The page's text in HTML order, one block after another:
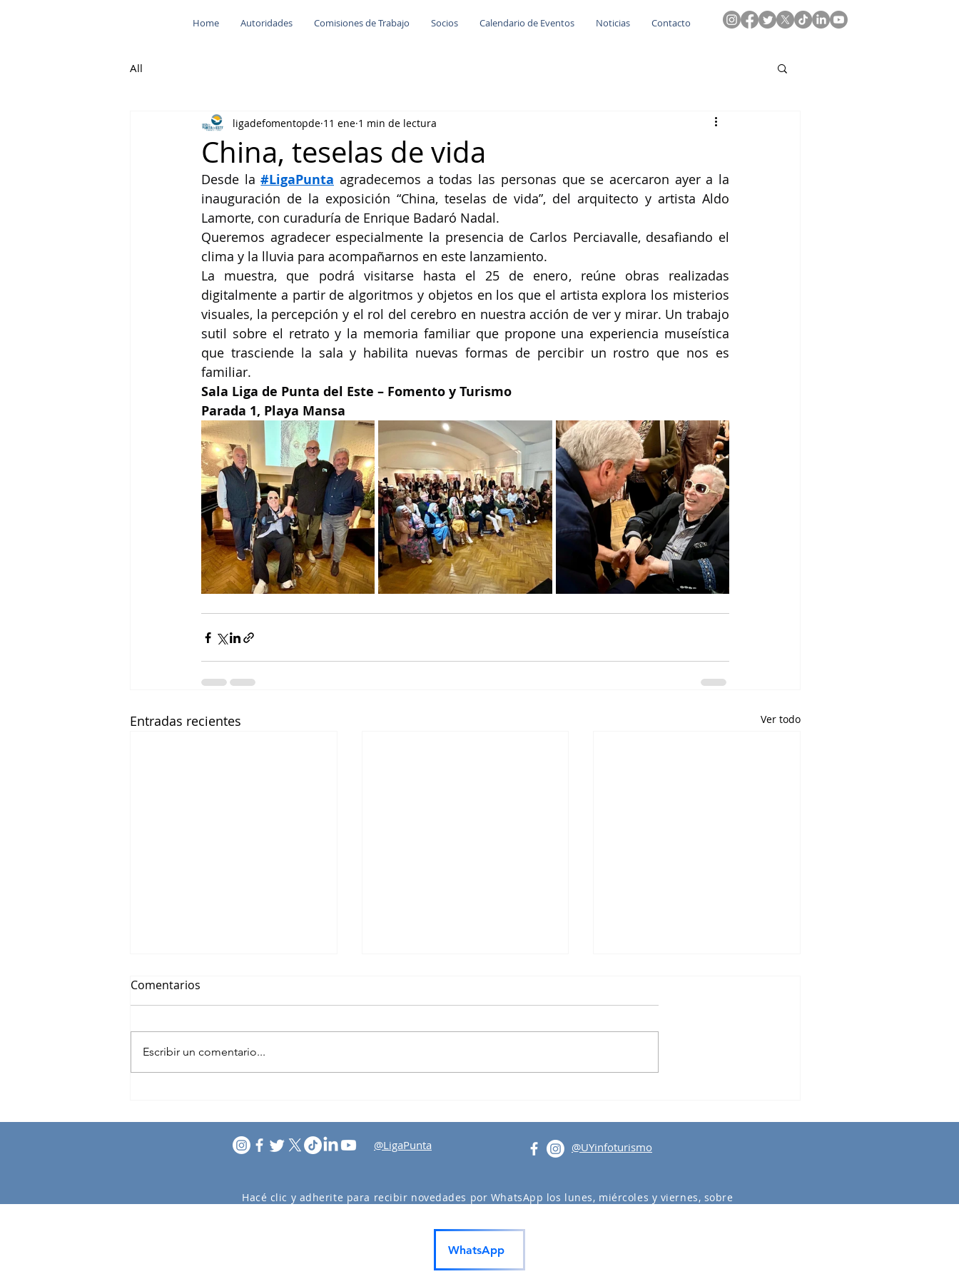
Home Autoridades Comisiones de Trabajo Socios Calendario de Eventos Noticias Contacto
All
China, teselas de vida
ligadefomentopde 11 ene 1 min de lectura
Desde la #LigaPunta agradecemos a todas las personas que se acercaron ayer a la
inauguración de la exposición “China, teselas de vida”, del arquitecto y artista Aldo
Lamorte, con curaduría de Enrique Badaró Nadal.
Queremos agradecer especialmente la presencia de Carlos Perciavalle, desafiando el
clima y la lluvia para acompañarnos en este lanzamiento.
La muestra, que podrá visitarse hasta el 25 de enero, reúne obras realizadas
digitalmente a partir de algoritmos y objetos en los que el artista explora los misterios
visuales, la percepción y el rol del cerebro en nuestra acción de ver y mirar. Un trabajo
sutil sobre el retrato y la memoria familiar que propone una experiencia museística
que trasciende la sala y habilita nuevas formas de percibir un rostro que nos es
familiar.
Sala Liga de Punta del Este – Fomento y Turismo
Parada 1, Playa Mansa
Entradas recientes Ver todo
Bancada Maldonado
Comentarios
Escribir un comentario...
@LigaPunta @UYinfoturismo
Hacé clic y adherite para recibir novedades por WhatsApp los lunes, miércoles y viernes, sobre
WhatsApp